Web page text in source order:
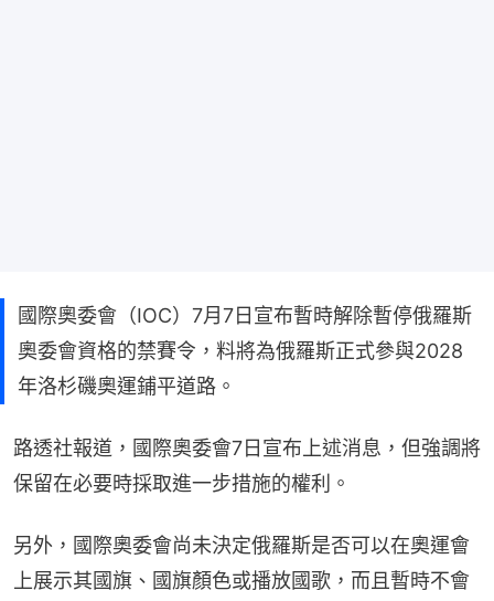
國際奧委會（IOC）7月7日宣布暫時解除暫停俄羅斯
奧委會資格的禁賽令，料將為俄羅斯正式參與2028
年洛杉磯奧運鋪平道路。
路透社報道，國際奧委會7日宣布上述消息，但強調將
保留在必要時採取進一步措施的權利。
另外，國際奧委會尚未決定俄羅斯是否可以在奧運會
上展示其國旗、國旗顏色或播放國歌，而且暫時不會